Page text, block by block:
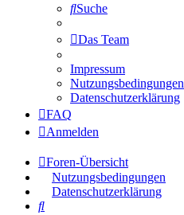
Suche
Das Team
Impressum
Nutzungsbedingungen
Datenschutzerklärung
FAQ
Anmelden
Foren-Übersicht
Nutzungsbedingungen
Datenschutzerklärung
Suche